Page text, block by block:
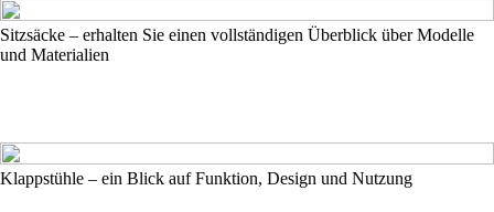
Sitzsäcke – erhalten Sie einen vollständigen Überblick über Modelle
und Materialien
Klappstühle – ein Blick auf Funktion, Design und Nutzung